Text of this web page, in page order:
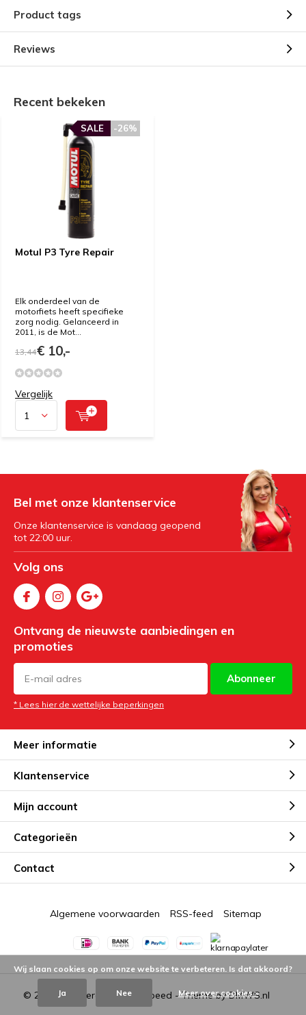
Product tags
Reviews
Recent bekeken
Motul P3 Tyre Repair
-26%
SALE
Elk onderdeel van de
motorfiets heeft specifieke
zorg nodig. Gelanceerd in
2011, is de Mot...
13,44€ 10,-
Vergelijk
Bel met onze klantenservice
Onze klantenservice is vandaag geopend
tot 22:00 uur.
Volg ons
Ontvang de nieuwste aanbiedingen en
promoties
Abonneer
* Lees hier de wettelijke beperkingen
Meer informatie
Klantenservice
Mijn account
Categorieën
Contact
© 2026 - Powered byLightspeed - Theme byDMWS.nl
Algemene voorwaarden RSS-feed Sitemap
Wij slaan cookies op om onze website te verbeteren. Is dat akkoord?
Ja Nee Meer over cookies »